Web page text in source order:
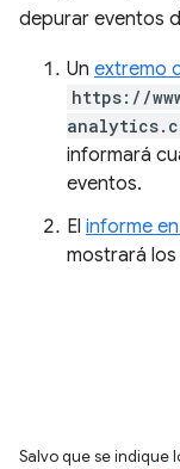
depurar eventos
Un extremo
https://
informará
eventos.
El informe
mostrará
Salvo que se indique